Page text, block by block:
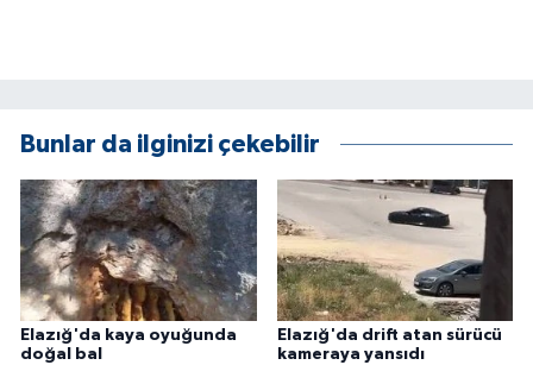
Bunlar da ilginizi çekebilir
Elazığ'da kaya oyuğunda
doğal bal
Elazığ'da drift atan sürücü
kameraya yansıdı
SİYASET
SPOR HABERLERİ
TEKNOLOJİ
Turizm